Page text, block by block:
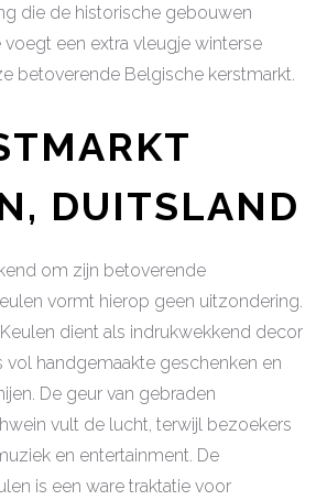
die de historische gebouwen
voegt een extra vleugje winterse
betoverende Belgische kerstmarkt.
DUITSLAND
om zijn betoverende
vormt hierop geen uitzondering.
dient als indrukwekkend decor
vol handgemaakte geschenken en
De geur van gebraden
vult de lucht, terwijl bezoekers
en entertainment. De
is een ware traktatie voor